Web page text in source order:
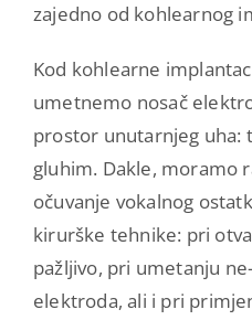
zajedno od kohlearnog
Kod kohlearne
umetnemo nosač
prostor unutarnjeg uha:
gluhim. Dakle, moramo
očuvanje vokalnog
kirurške tehnike: pri
pažljivo, pri umetanju
elektroda, ali i pri